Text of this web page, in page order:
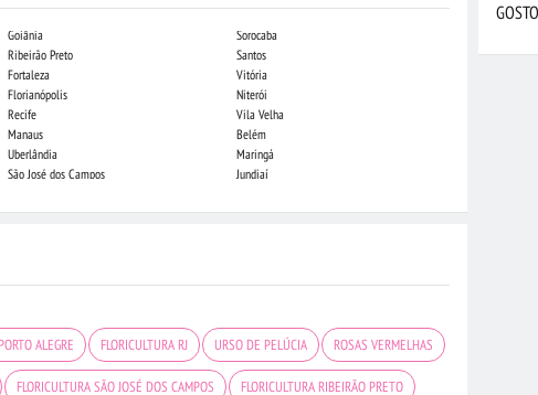
Goiânia
Ribeirão Preto
Fortaleza
Florianópolis
Recife
Manaus
Uberlândia
São José dos Campos
Sorocaba
Santos
Vitória
Niterói
Vila Velha
Belém
Maringá
Jundiaí
Indaiatuba
ALEGRE FLORICULTURA RJ URSO DE PELÚCIA ROSAS VERMELHAS
FLORICULTURA SÃO JOSÉ DOS CAMPOS FLORICULTURA RIBEIRÃO PRETO